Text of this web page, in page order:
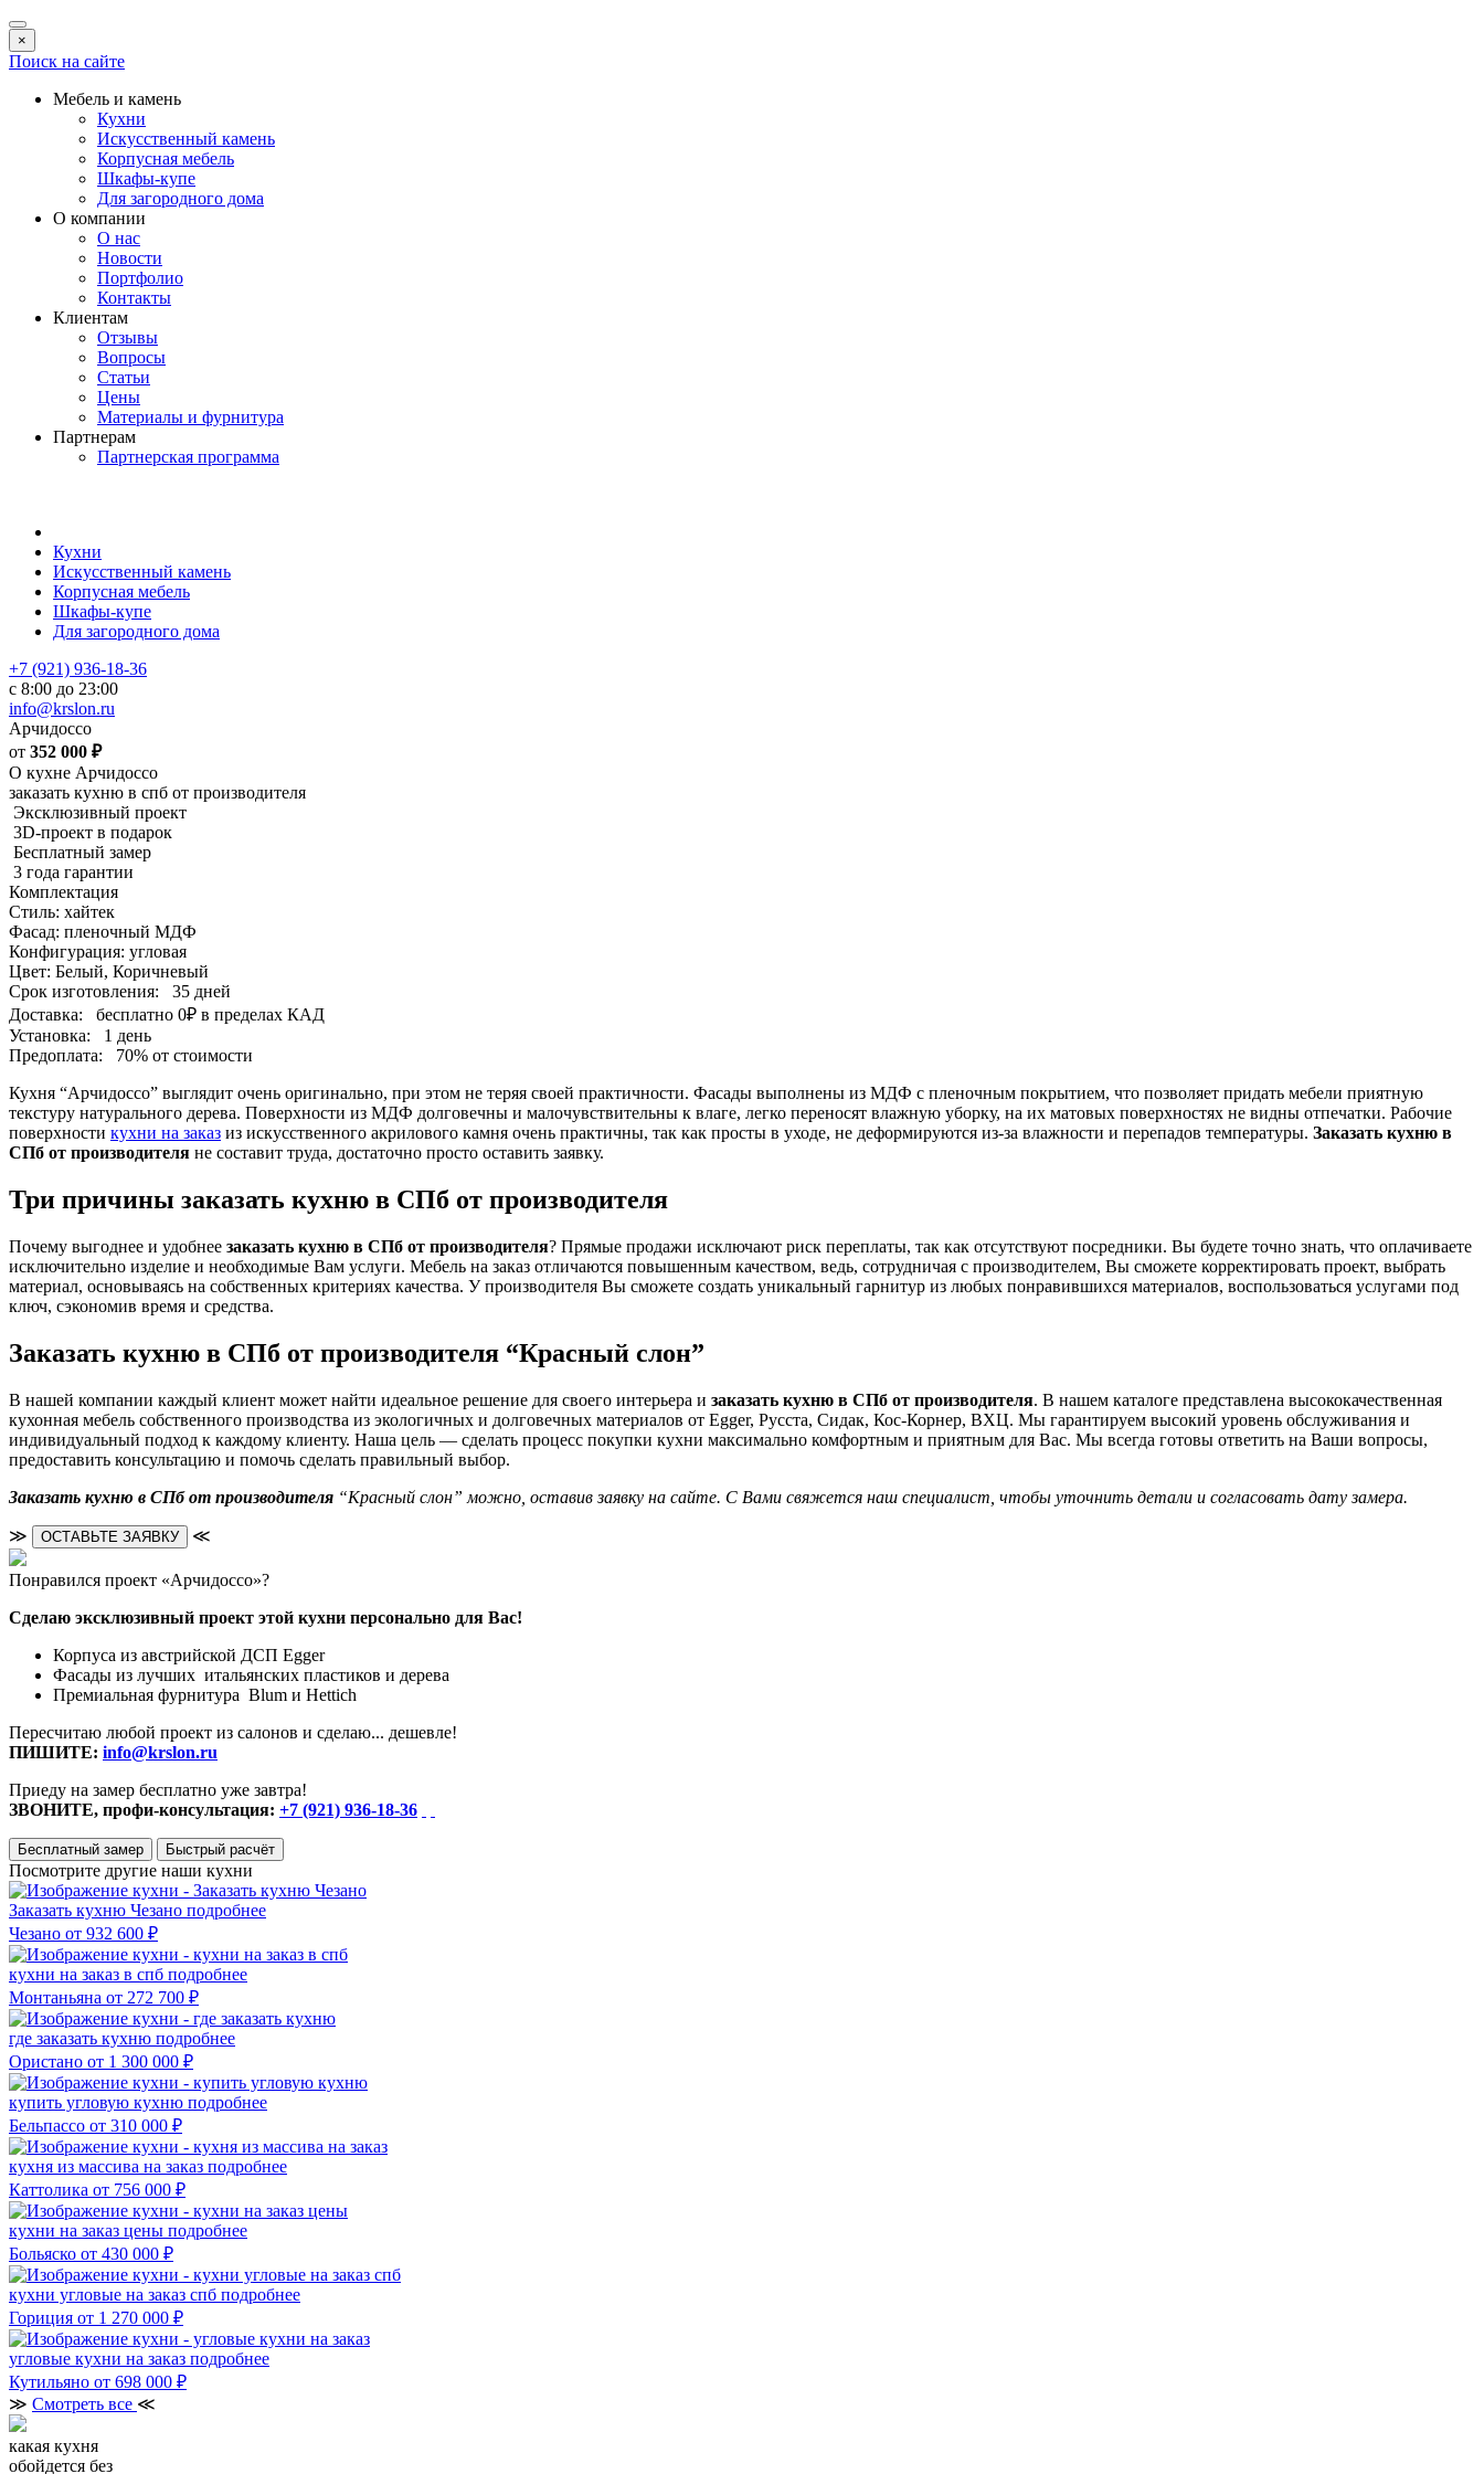
×
Поиск на сайте
Мебель и камень
Кухни
Искусственный камень
Корпусная мебель
Шкафы-купе
Для загородного дома
О компании
О нас
Новости
Портфолио
Контакты
Клиентам
Отзывы
Вопросы
Статьи
Цены
Материалы и фурнитура
Партнерам
Партнерская программа
Кухни
Искусственный камень
Корпусная мебель
Шкафы-купе
Для загородного дома
+7 (921) 936-18-36
с 8:00 до 23:00
info@krslon.ru
Арчидоссо
от 352 000 ₽
О кухне Арчидоссо
заказать кухню в спб от производителя
Эксклюзивный проект
3D-проект в подарок
Бесплатный замер
3 года гарантии
Комплектация
Стиль: хайтек
Фасад: пленочный МДФ
Конфигурация: угловая
Цвет: Белый, Коричневый
Срок изготовления:
35 дней
Доставка:
бесплатно 0₽ в пределах КАД
Установка:
1 день
Предоплата:
70% от стоимости
Кухня “Арчидоссо” выглядит очень оригинально, при этом не теряя своей практичности. Фасады выполнены из МДФ с пленочным покрытием, что позволяет придать мебели приятную
текстуру натурального дерева. Поверхности из МДФ долговечны и малочувствительны к влаге, легко переносят влажную уборку, на их матовых поверхностях не видны отпечатки. Рабочие
поверхности кухни на заказ из искусственного акрилового камня очень практичны, так как просты в уходе, не деформируются из-за влажности и перепадов температуры. Заказать кухню в
СПб от производителя не составит труда, достаточно просто оставить заявку.
Три причины заказать кухню в СПб от производителя
Почему выгоднее и удобнее заказать кухню в СПб от производителя? Прямые продажи исключают риск переплаты, так как отсутствуют посредники. Вы будете точно знать, что оплачиваете
исключительно изделие и необходимые Вам услуги. Мебель на заказ отличаются повышенным качеством, ведь, сотрудничая с производителем, Вы сможете корректировать проект, выбрать
материал, основываясь на собственных критериях качества. У производителя Вы сможете создать уникальный гарнитур из любых понравившихся материалов, воспользоваться услугами под
ключ, сэкономив время и средства.
Заказать кухню в СПб от производителя “Красный слон”
В нашей компании каждый клиент может найти идеальное решение для своего интерьера и заказать кухню в СПб от производителя. В нашем каталоге представлена высококачественная
кухонная мебель собственного производства из экологичных и долговечных материалов от Egger, Русста, Сидак, Кос-Корнер, ВХЦ. Мы гарантируем высокий уровень обслуживания и
индивидуальный подход к каждому клиенту. Наша цель — сделать процесс покупки кухни максимально комфортным и приятным для Вас. Мы всегда готовы ответить на Ваши вопросы,
предоставить консультацию и помочь сделать правильный выбор.
Заказать кухню в СПб от производителя “Красный слон” можно, оставив заявку на сайте. С Вами свяжется наш специалист, чтобы уточнить детали и согласовать дату замера.
≫ ОСТАВЬТЕ ЗАЯВКУ ≪
Понравился проект «Арчидоссо»?
Сделаю эксклюзивный проект этой кухни персонально для Вас!
Корпуса из австрийской ДСП Egger
Фасады из лучших итальянских пластиков и дерева
Премиальная фурнитура Blum и Hettich
Пересчитаю любой проект из салонов и сделаю... дешевле!
ПИШИТЕ: info@krslon.ru
Приеду на замер бесплатно уже завтра!
ЗВОНИТЕ, профи-консультация: +7 (921) 936-18-36
Бесплатный замер Быстрый расчёт
Посмотрите другие наши кухни
Заказать кухню Чезано подробнее
Чезано от 932 600 ₽
кухни на заказ в спб подробнее
Монтаньяна от 272 700 ₽
где заказать кухню подробнее
Ористано от 1 300 000 ₽
купить угловую кухню подробнее
Бельпассо от 310 000 ₽
кухня из массива на заказ подробнее
Каттолика от 756 000 ₽
кухни на заказ цены подробнее
Больяско от 430 000 ₽
кухни угловые на заказ спб подробнее
Гориция от 1 270 000 ₽
угловые кухни на заказ подробнее
Кутильяно от 698 000 ₽
≫ Смотреть все ≪
какая кухня
обойдется без